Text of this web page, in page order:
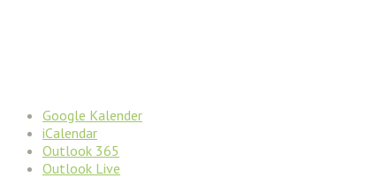
Google Kalender
iCalendar
Outlook 365
Outlook Live